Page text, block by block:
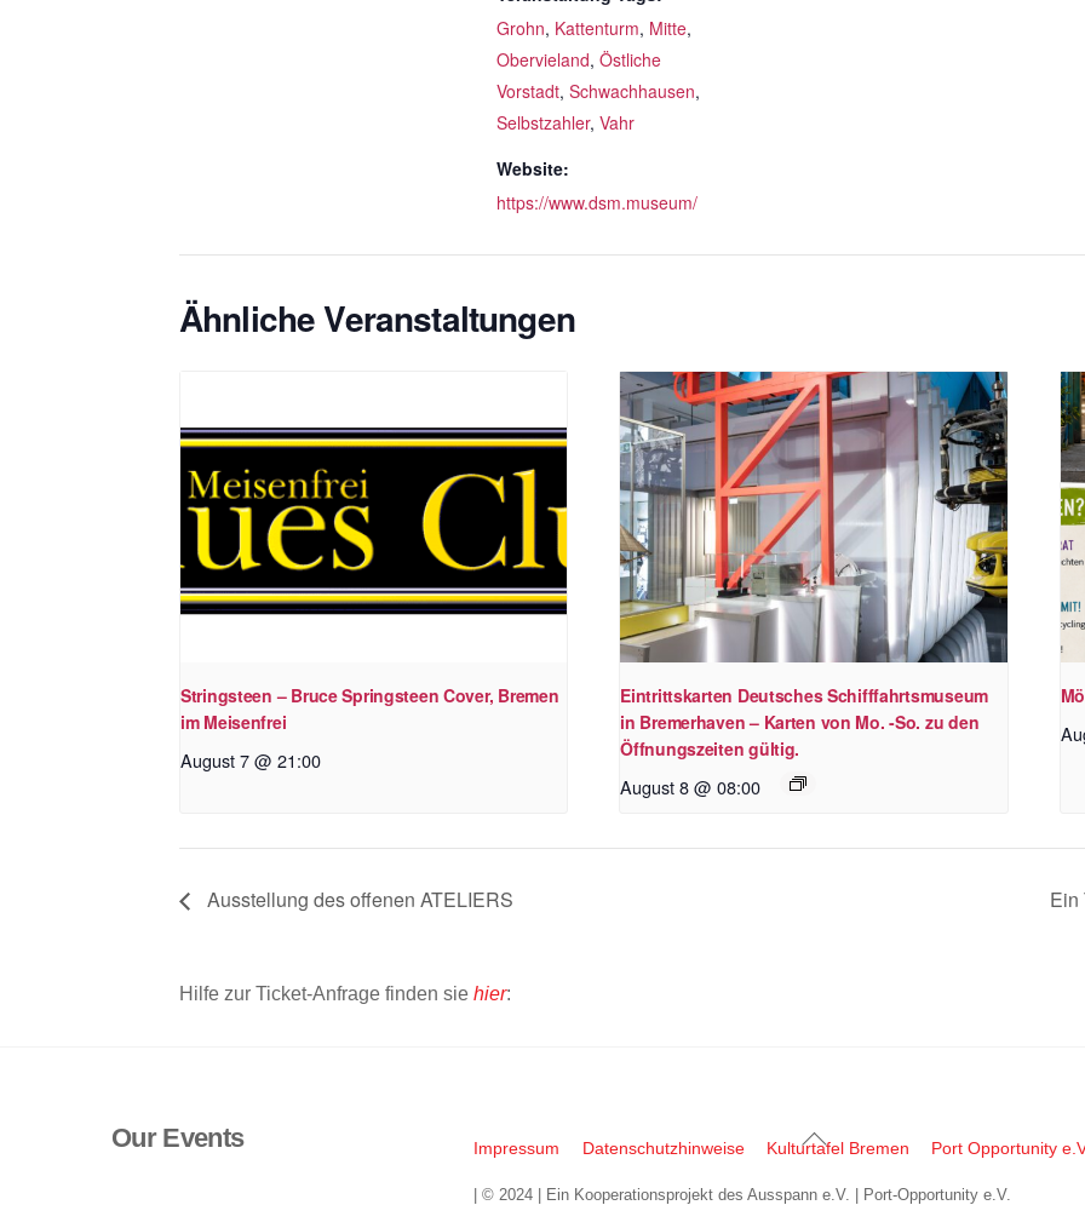
Grohn, Kattenturm, Mitte,
Obervieland, Östliche
Vorstadt, Schwachhausen,
Selbstzahler, Vahr
Website:
https://www.dsm.museum/
Ähnliche Veranstaltungen
Stringsteen – Bruce Springsteen Cover, Bremen
im Meisenfrei
August 7 @ 21:00
Eintrittskarten Deutsches Schifffahrtsmuseum
in Bremerhaven – Karten von Mo. -So. zu den
Öffnungszeiten gültig.
August 8 @ 08:00
Ausstellung des offenen ATELIERS Ein
Hilfe zur Ticket-Anfrage finden sie hier:
Back
Top
Our Events Impressum Datenschutzhinweise Kulturtafel Bremen Port Opportunity
| © 2024 | Ein Kooperationsprojekt des Ausspann e.V. | Port-Opportunity e.V.